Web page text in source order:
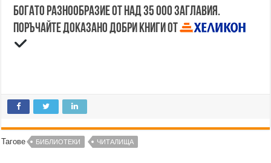
Богато разнообразие от над 35 000 заглавия.
Поръчайте доказано добри книги от
Тагове БИБЛИОТЕКИ ЧИТАЛИЩА